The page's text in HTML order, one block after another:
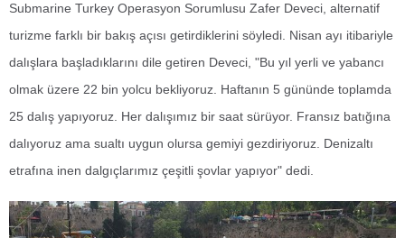
Submarine Turkey Operasyon Sorumlusu Zafer Deveci, alternatif
turizme farklı bir bakış açısı getirdiklerini söyledi. Nisan ayı itibariyle
dalışlara başladıklarını dile getiren Deveci, "Bu yıl yerli ve yabancı
olmak üzere 22 bin yolcu bekliyoruz. Haftanın 5 gününde toplamda
25 dalış yapıyoruz. Her dalışımız bir saat sürüyor. Fransız batığına
dalıyoruz ama sualtı uygun olursa gemiyi gezdiriyoruz. Denizaltı
etrafına inen dalgıçlarımız çeşitli şovlar yapıyor" dedi.